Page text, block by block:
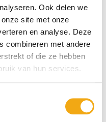
Ook delen we
site met onze
en analyse. Deze
combineren met andere
of die ze hebben
van hun services.
of the carousel is possible